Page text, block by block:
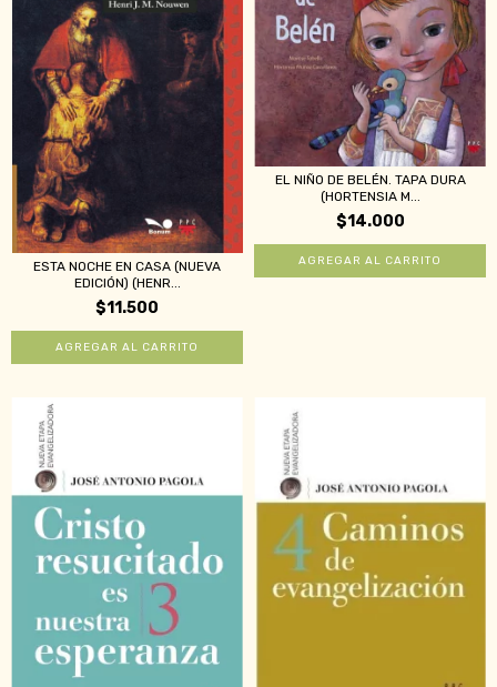
ESTA NOCHE EN CASA (NUEVA
EDICIÓN) (HENR...
$11.500
EL NIÑO DE BELÉN. TAPA DURA
(HORTENSIA M...
$14.000